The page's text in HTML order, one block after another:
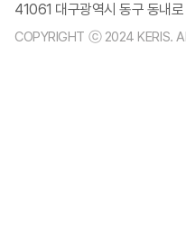
41061 대구광역시 동구 동내
COPYRIGHT ⓒ 2024 KERIS.